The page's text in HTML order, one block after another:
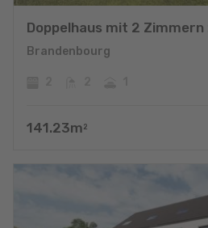
Doppelhaus mit 2
Brandenbourg
141.23m 2